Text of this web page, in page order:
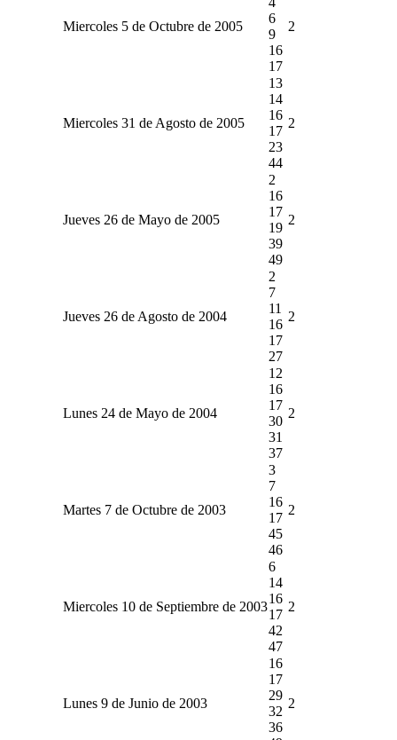
Miercoles 5 de Octubre de 2005
6
9
16
17
2
Miercoles 31 de Agosto de 2005
13
14
16
17
23
44
2
Jueves 26 de Mayo de 2005
2
16
17
19
39
49
2
Jueves 26 de Agosto de 2004
2
7
11
16
17
27
2
Lunes 24 de Mayo de 2004
12
16
17
30
31
37
2
Martes 7 de Octubre de 2003
3
7
16
17
45
46
2
Miercoles 10 de Septiembre de 2003
6
14
16
17
42
47
2
Lunes 9 de Junio de 2003
16
17
29
32
36
2